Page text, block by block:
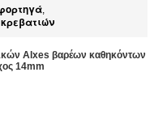
,
Alxes βαρέων καθηκόντων
14mm